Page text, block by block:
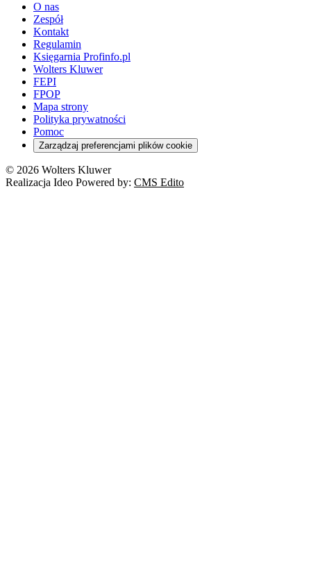
O nas
Zespół
Kontakt
Regulamin
Księgarnia Profinfo.pl
Wolters Kluwer
FEPI
FPOP
Mapa strony
Polityka prywatności
Pomoc
Zarządzaj preferencjami plików cookie
© 2026 Wolters Kluwer
Realizacja Ideo Powered by: CMS Edito